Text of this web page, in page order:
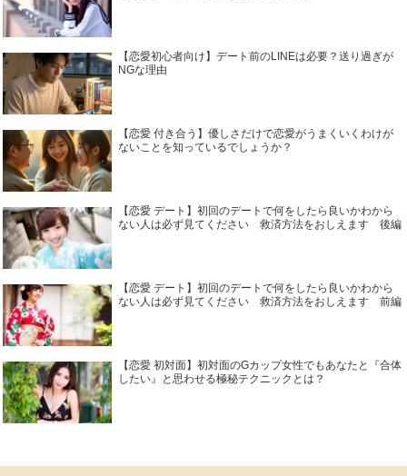
【恋愛初心者向け】デート前のLINEは必要？送り過ぎが
NGな理由
【恋愛 付き合う】優しさだけで恋愛がうまくいくわけが
ないことを知っているでしょうか？
【恋愛 デート】初回のデートで何をしたら良いかわから
ない人は必ず見てください 救済方法をおしえます 後編
【恋愛 デート】初回のデートで何をしたら良いかわから
ない人は必ず見てください 救済方法をおしえます 前編
【恋愛 初対面】初対面のGカップ女性でもあなたと『合体
したい』と思わせる極秘テクニックとは？